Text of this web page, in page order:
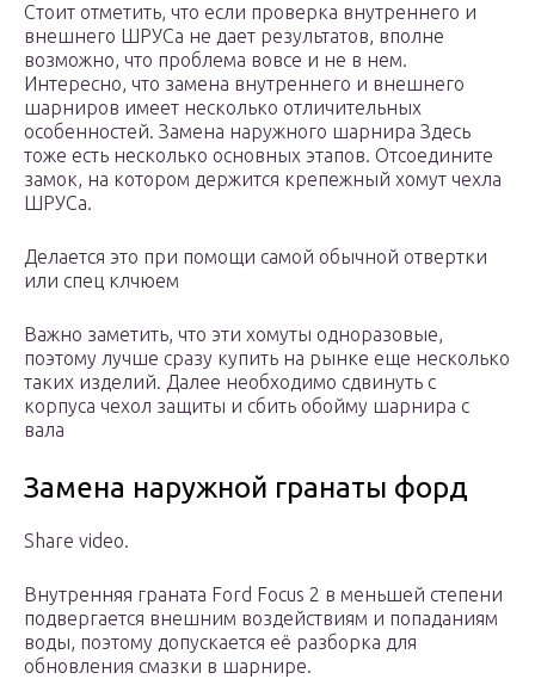
Стоит отметить, что если проверка внутреннего и
внешнего ШРУСа не дает результатов, вполне
возможно, что проблема вовсе и не в нем.
Интересно, что замена внутреннего и внешнего
шарниров имеет несколько отличительных
особенностей. Замена наружного шарнира Здесь
тоже есть несколько основных этапов. Отсоедините
замок, на котором держится крепежный хомут чехла
ШРУСа.
Делается это при помощи самой обычной отвертки
или спец клчюем
Важно заметить, что эти хомуты одноразовые,
поэтому лучше сразу купить на рынке еще несколько
таких изделий. Далее необходимо сдвинуть с
корпуса чехол защиты и сбить обойму шарнира с
вала
Замена наружной гранаты форд
Share video.
Внутренняя граната Ford Focus 2 в меньшей степени
подвергается внешним воздействиям и попаданиям
воды, поэтому допускается её разборка для
обновления смазки в шарнире.